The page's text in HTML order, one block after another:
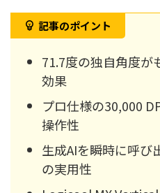
記事のポイント
71.7度の独自角度が
効果
プロ仕様の30,000
操作性
生成AIを瞬時に呼
の実用性